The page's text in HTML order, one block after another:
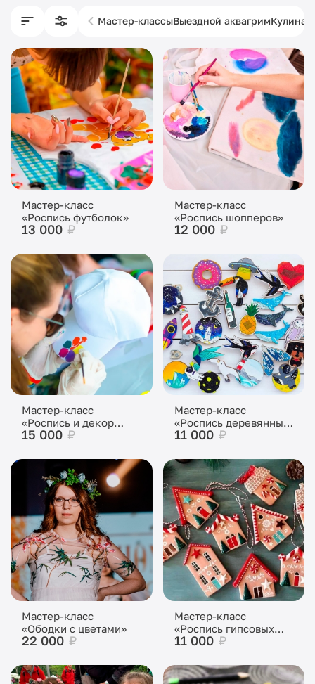
Мастер-классыВыездной аквагрим
Мастер-класс
«Роспись футболок»
13 000 ₽
Мастер-класс
«Роспись шопперов»
12 000 ₽
Мастер-класс
«Роспись и декор
головных уборов»
15 000 ₽
Мастер-класс
«Роспись деревянных
значков»
11 000 ₽
Мастер-класс
«Ободки с цветами»
22 000 ₽
Мастер-класс
«Роспись гипсовых
фигурок»
11 000 ₽